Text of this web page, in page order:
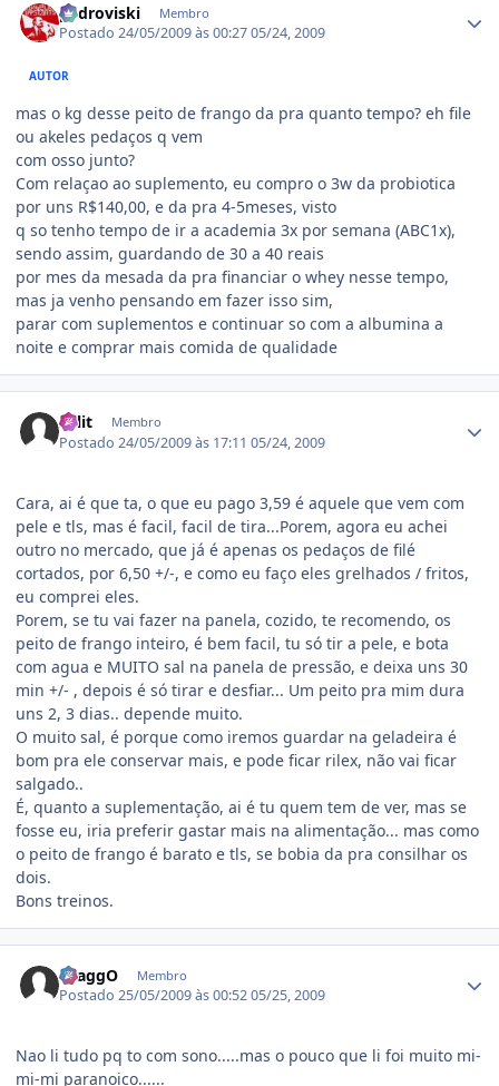
pedroviski Membro
Postado24/05/2009 às 00:2705/24, 2009
AUTOR
mas o kg desse peito de frango da pra quanto tempo? eh file
ou akeles pedaços q vem
com osso junto?
Com relaçao ao suplemento, eu compro o 3w da probiotica
por uns R$140,00, e da pra 4-5meses, visto
q so tenho tempo de ir a academia 3x por semana (ABC1x),
sendo assim, guardando de 30 a 40 reais
por mes da mesada da pra financiar o whey nesse tempo,
mas ja venho pensando em fazer isso sim,
parar com suplementos e continuar so com a albumina a
noite e comprar mais comida de qualidade
split Membro
Postado24/05/2009 às 17:1105/24, 2009
Cara, ai é que ta, o que eu pago 3,59 é aquele que vem com
pele e tls, mas é facil, facil de tira...Porem, agora eu achei
outro no mercado, que já é apenas os pedaços de filé
cortados, por 6,50 +/-, e como eu faço eles grelhados / fritos,
eu comprei eles.
Porem, se tu vai fazer na panela, cozido, te recomendo, os
peito de frango inteiro, é bem facil, tu só tir a pele, e bota
com agua e MUITO sal na panela de pressão, e deixa uns 30
min +/- , depois é só tirar e desfiar... Um peito pra mim dura
uns 2, 3 dias.. depende muito.
O muito sal, é porque como iremos guardar na geladeira é
bom pra ele conservar mais, e pode ficar rilex, não vai ficar
salgado..
É, quanto a suplementação, ai é tu quem tem de ver, mas se
fosse eu, iria preferir gastar mais na alimentação... mas como
o peito de frango é barato e tls, se bobia da pra consilhar os
dois.
Bons treinos.
DraggO Membro
Postado25/05/2009 às 00:5205/25, 2009
Nao li tudo pq to com sono.....mas o pouco que li foi muito mi-
mi-mi paranoico......